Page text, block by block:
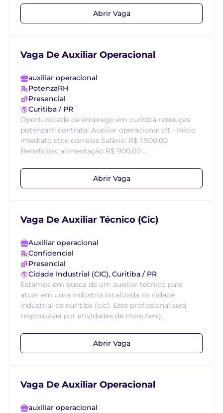
Abrir Vaga
Vaga De Auxiliar Operacional
auxiliar operacional
PotenzaRH
Presencial
Curitiba / PR
Oportunidade de emprego em curitiba rebouças
potenzarh contrata! Auxiliar operacional clt - Início
imediato ctce correios Salário: R$ 1.900,00
Benefícios: alimentação R$ 900,00 ...
Abrir Vaga
Vaga De Auxiliar Técnico (Cic)
Auxiliar operacional
Confidencial
Presencial
Cidade Industrial (CIC), Curitiba / PR
Estamos em busca de um auxiliar técnico para
atuar em uma indústria localizada na cidade
industrial de curitiba (cic). Este profissional será
responsável por atividades de manutenç...
Abrir Vaga
Vaga De Auxiliar Operacional
auxiliar operacional